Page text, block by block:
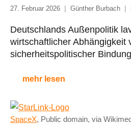
27. Februar 2026 Günther Burbach
Deutschlands Außenpolitik
wirtschaftlicher Abhängigkeit
sicherheitspolitischer
mehr lesen
SpaceX, Public domain, via